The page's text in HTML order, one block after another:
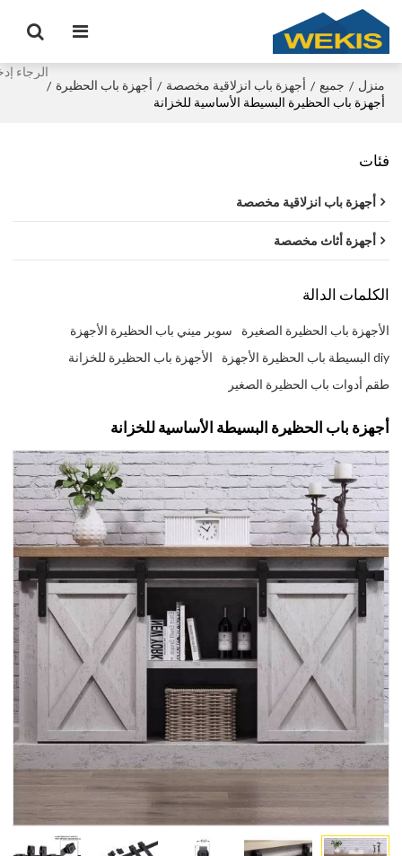
منزل / جميع / أجهزة باب انزلاقية مخصصة / أجهزة باب الحظيرة /
أجهزة باب الحظيرة البسيطة الأساسية للخزانة
فئات
أجهزة باب انزلاقية مخصصة
أجهزة أثاث مخصصة
الكلمات الدالة
الأجهزة باب الحظيرة الصغيرة
سوبر ميني باب الحظيرة الأجهزة
diy البسيطة باب الحظيرة الأجهزة
الأجهزة باب الحظيرة للخزانة
طقم أدوات باب الحظيرة الصغير
أجهزة باب الحظيرة البسيطة الأساسية للخزانة